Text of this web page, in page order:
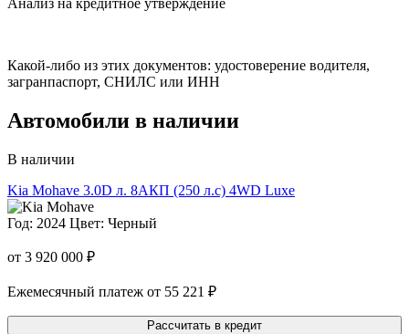
Какой-либо из этих документов: удостоверение водителя,
загранпаспорт, СНИЛС или ИНН
Автомобили в наличии
В наличии
Kia Mohave 3.0D л. 8AКП (250 л.с) 4WD Luxe
Год: 2024 Цвет: Черный
от 3 920 000 ₽
Ежемесячный платеж от 55 221 ₽
Рассчитать в кредит